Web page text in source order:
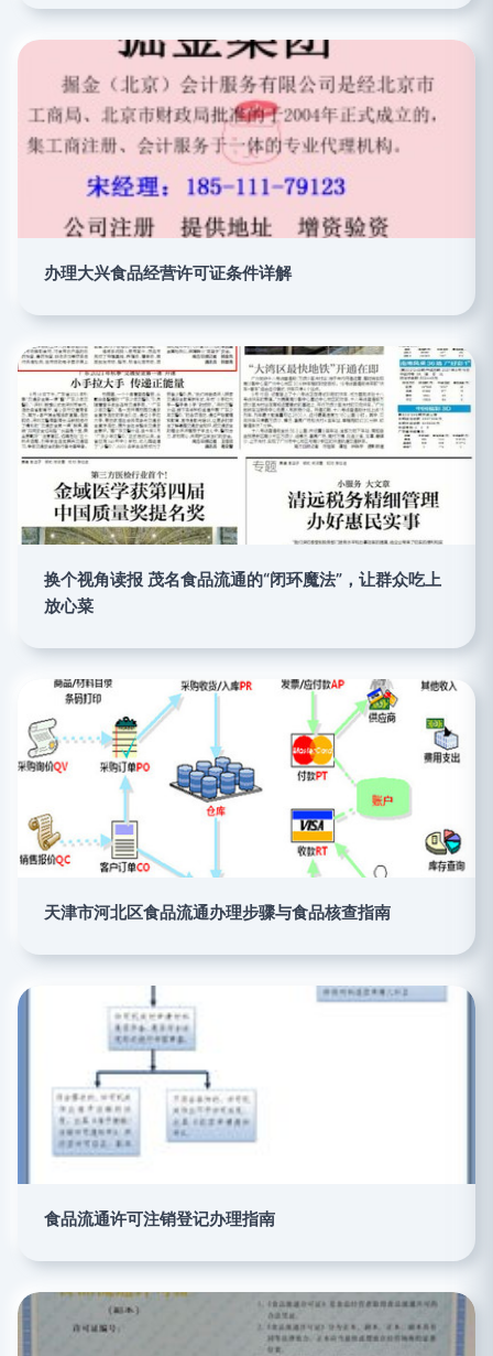
办理大兴食品经营许可证条件详解
换个视角读报 茂名食品流通的“闭环魔法”，让群众吃上
放心菜
天津市河北区食品流通办理步骤与食品核查指南
食品流通许可注销登记办理指南